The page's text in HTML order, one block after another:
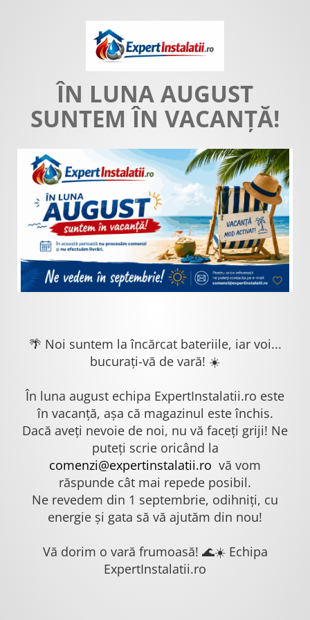
ÎN LUNA AUGUST
SUNTEM ÎN VACANȚĂ!
🌴 Noi suntem la încărcat bateriile, iar voi...
bucurați-vă de vară! ☀️
În luna august echipa ExpertInstalatii.ro este
în vacanță, așa că magazinul este închis.
Dacă aveți nevoie de noi, nu vă faceți griji! Ne
puteți scrie oricând la
comenzi@expertinstalatii.ro vă vom
răspunde cât mai repede posibil.
Ne revedem din 1 septembrie, odihniți, cu
energie și gata să vă ajutăm din nou!
Vă dorim o vară frumoasă! 🌊☀️ Echipa
ExpertInstalatii.ro